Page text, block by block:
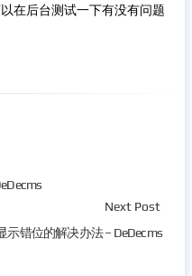
在后台测试一下有没有问题
Next Post
示错位的解决办法 – DeDecms